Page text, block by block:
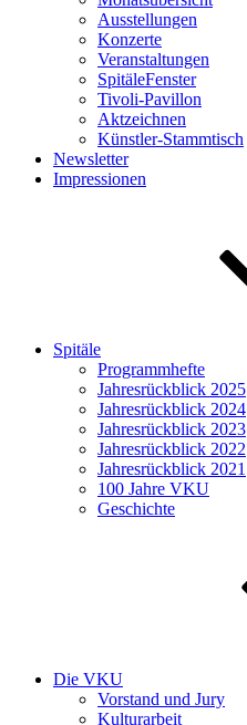
Ausstellungen
Konzerte
Veranstaltungen
SpitäleFenster
Tivoli-Pavillon
Aktzeichnen
Künstler-Stammtisch
Newsletter
Impressionen
Spitäle
Programmhefte
Jahresrückblick 2025
Jahresrückblick 2024
Jahresrückblick 2023
Jahresrückblick 2022
Jahresrückblick 2021
100 Jahre VKU
Geschichte
Die VKU
Vorstand und Jury
Kulturarbeit